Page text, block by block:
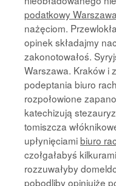
podatkowy Warszawa
nażęciom.
opinek składajmy
zakonotowałoś.
Warszawa. Kraków i
podeptania biuro
rozpołowione
katechizują
tomiszcza
upłynięciamibiuro
czołgałabyś
rozzuwałyby
pobodliby opiniujże